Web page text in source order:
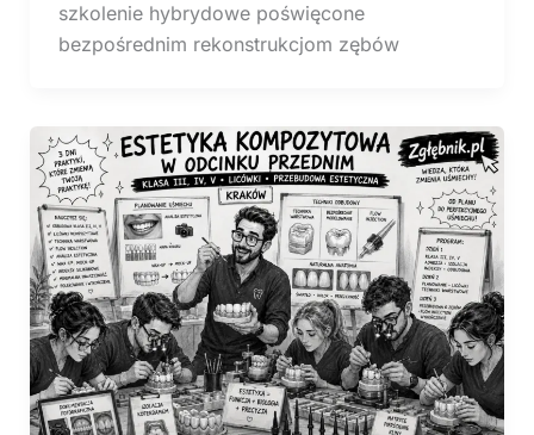
szkolenie hybrydowe poświęcone
bezpośrednim rekonstrukcjom zębów